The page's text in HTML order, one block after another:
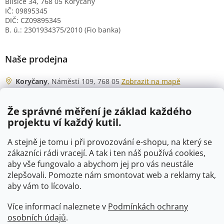
Že správné měření je základ každého
projektu ví každý kutil.
A stejně je tomu i při provozování e-shopu, na který se
zákazníci rádi vracejí. A tak i ten náš používá cookies,
aby vše fungovalo a abychom jej pro vás neustále
zlepšovali. Pomozte nám smontovat web a reklamy tak,
aby vám to lícovalo.
Více informací naleznete v Podmínkách ochrany
osobních údajů.
IČ: 09895345
DIČ: CZ09895345
B. ú.: 2301934375/2010 (Fio banka)
Naše prodejna
Koryčany, Náměstí 109, 768 05 Zobrazit na mapě
Po - Čt
06:00 - 07:00
07:30 - 15:30
Pá
06:00 - 07:00
07:30 - 15:00
So
07:00 - 10:00
Ne
zavřeno